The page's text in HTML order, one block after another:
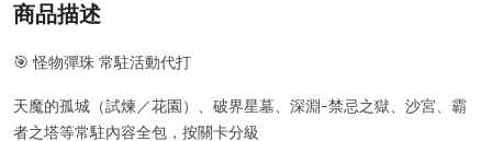
商品描述
🎯 怪物彈珠 常駐活動代打
天魔的孤城（試煉／花園）、破界星墓、深淵-禁忌之獄、沙宮、霸
者之塔等常駐內容全包，按關卡分級